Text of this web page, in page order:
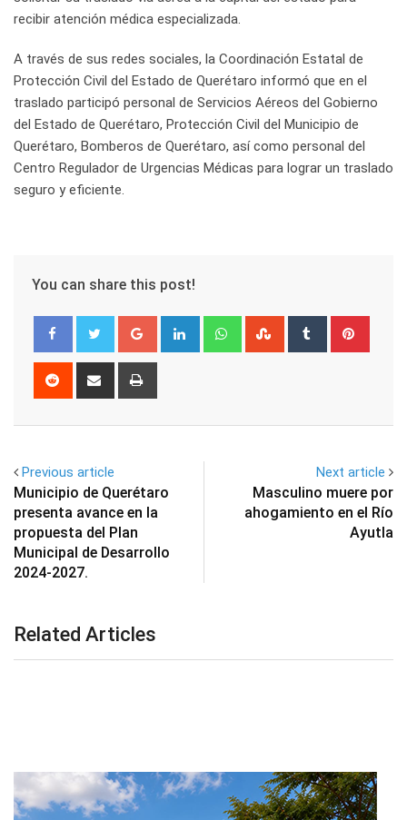
recibir atención médica especializada.
A través de sus redes sociales, la Coordinación Estatal de
Protección Civil del Estado de Querétaro informó que en el
traslado participó personal de Servicios Aéreos del Gobierno
del Estado de Querétaro, Protección Civil del Municipio de
Querétaro, Bomberos de Querétaro, así como personal del
Centro Regulador de Urgencias Médicas para lograr un traslado
seguro y eficiente.
You can share this post!
Google+ LinkedIn WhatsappStumbleUpon
Tumblr
Reddit
Share
Previous article
Municipio de Querétaro
presenta avance en la
propuesta del Plan
Municipal de Desarrollo
2024-2027.
Next article
Masculino muere por
ahogamiento en el Río
Ayutla
Related Articles